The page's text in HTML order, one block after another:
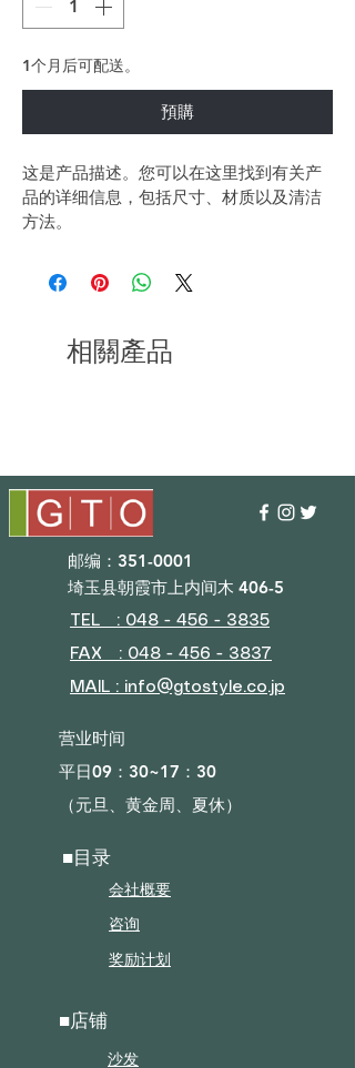
1个月后可配送。
預購
这是产品描述。您可以在这里找到有关产
品的详细信息，包括尺寸、材质以及清洁
方法。
相關產品
邮编：351-0001
埼玉县朝霞市上内间木 406-5
TEL : 048 - 456 - 3835​
FAX : 048 - 456 - 3837
MAIL : info@gtostyle.co.jp
营业时间​
平日09：30~17：30
（元旦、黄金周、夏休）
■目录
会社概要
咨询
奖励计划
■店铺
沙发